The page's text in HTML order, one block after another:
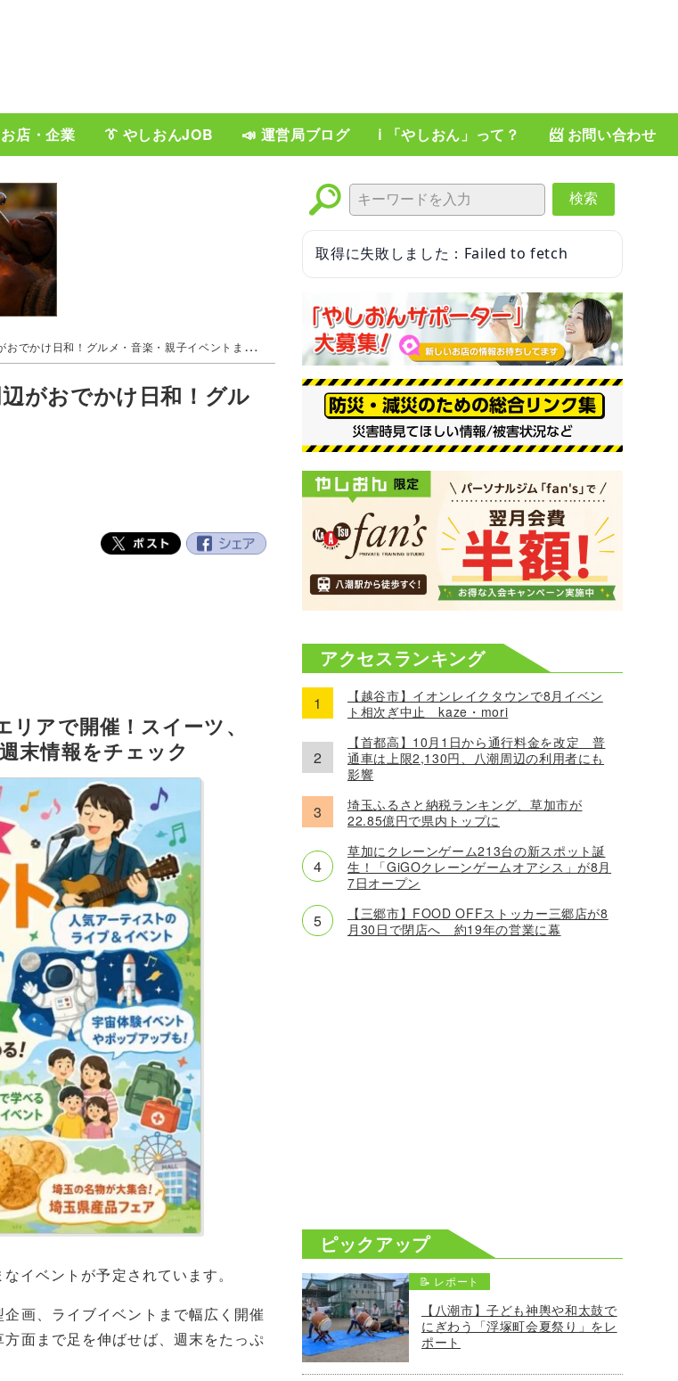
店・企業 👔 やしおんJOB 📣 運営局ブログ ℹ️ 「やしおん」って？ 📨 お問い合わせ
和！グルメ・音楽・親子イベントまで注目企画が続々
がおでかけ日和！グル
アで開催！スイーツ、
末情報をチェック
イベントが予定されています。
画、ライブイベントまで幅広く開催
面まで足を伸ばせば、週末をたっぷ
検索
取得に失敗しました：Failed to fetch
アクセスランキング
【越谷市】イオンレイクタウンで8月イベン
ト相次ぎ中止 kaze・mori
【首都高】10月1日から通行料金を改定 普
通車は上限2,130円、八潮周辺の利用者にも
影響
埼玉ふるさと納税ランキング、草加市が
22.85億円で県内トップに
草加にクレーンゲーム213台の新スポット誕
生！「GiGOクレーンゲームオアシス」が8月
7日オープン
【三郷市】FOOD OFFストッカー三郷店が8
月30日で閉店へ 約19年の営業に幕
ピックアップ
📝 レポート
【八潮市】子ども神輿や和太鼓で
にぎわう「浮塚町会夏祭り」をレ
ポート